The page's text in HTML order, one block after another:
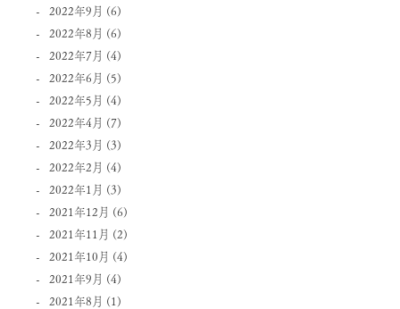
2022年9月 (6)
2022年8月 (6)
2022年7月 (4)
2022年6月 (5)
2022年5月 (4)
2022年4月 (7)
2022年3月 (3)
2022年2月 (4)
2022年1月 (3)
2021年12月 (6)
2021年11月 (2)
2021年10月 (4)
2021年9月 (4)
2021年8月 (1)